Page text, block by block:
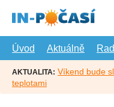
hlavní
Úvod
Aktuálně
AKTUALITA: Víkend bude
teplotami